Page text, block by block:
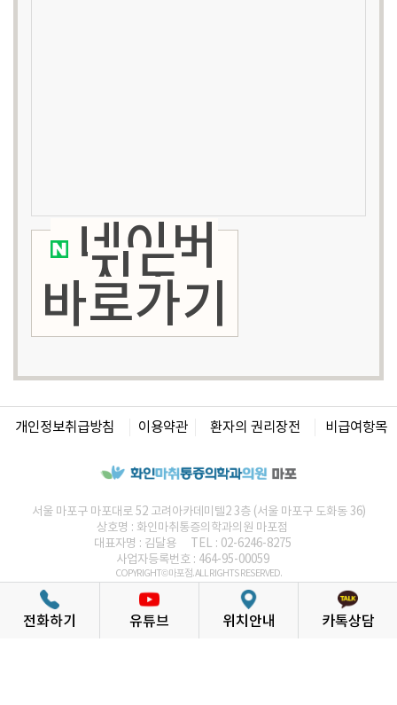
네이버
지도
바로가기
개인정보취급방침 이용약관 환자의 권리장전 비급여항목
서울 마포구 마포대로 52 고려아카데미텔2 3층 (서울 마포구 도화동 36)
상호명 : 화인마취통증의학과의원 마포점
대표자명 : 김달용
TEL : 02-6246-8275
사업자등록번호 : 464-95-00059
COPYRIGHT© 마포점. ALL RIGHTS RESERVED.
통증의학과는 화인 통증의학과의원
전화하기 유튜브 위치안내 카톡상담